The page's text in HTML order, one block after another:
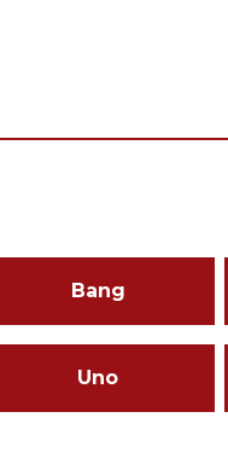
Bang
Uno